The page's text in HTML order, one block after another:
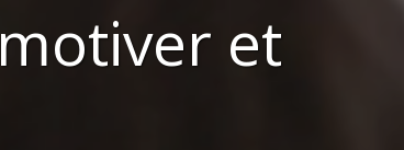
motiver et